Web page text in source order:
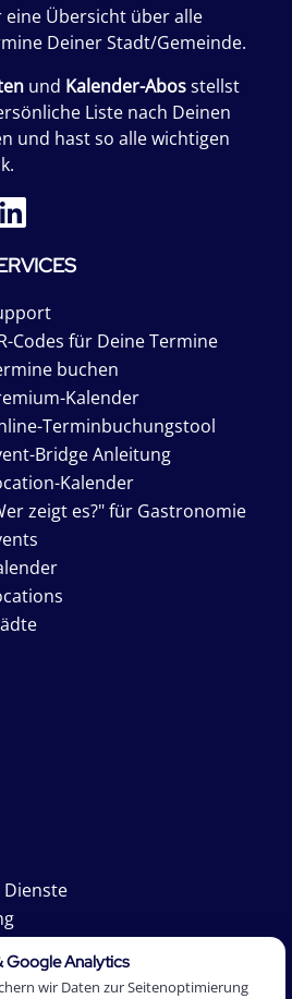
eine Übersicht über alle
Deiner Stadt/Gemeinde.
und Kalender-Abosstellst
Liste nach Deinen
und hast so alle wichtigen
Codes für Deine Termine
buchen
Kalender
Terminbuchungstool
Bridge Anleitung
Kalender
zeigt es?" für Gastronomie
Dienste
Google Analytics
wir Daten zur Seitenoptimierung